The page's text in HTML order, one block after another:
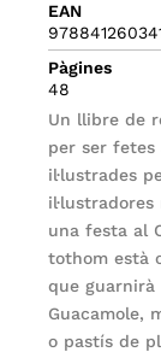
EAN
Pàgines
48
Un llibre de
per ser
il·lustrades
una festa al
tothom està
que
Guacamole,
o pastís de